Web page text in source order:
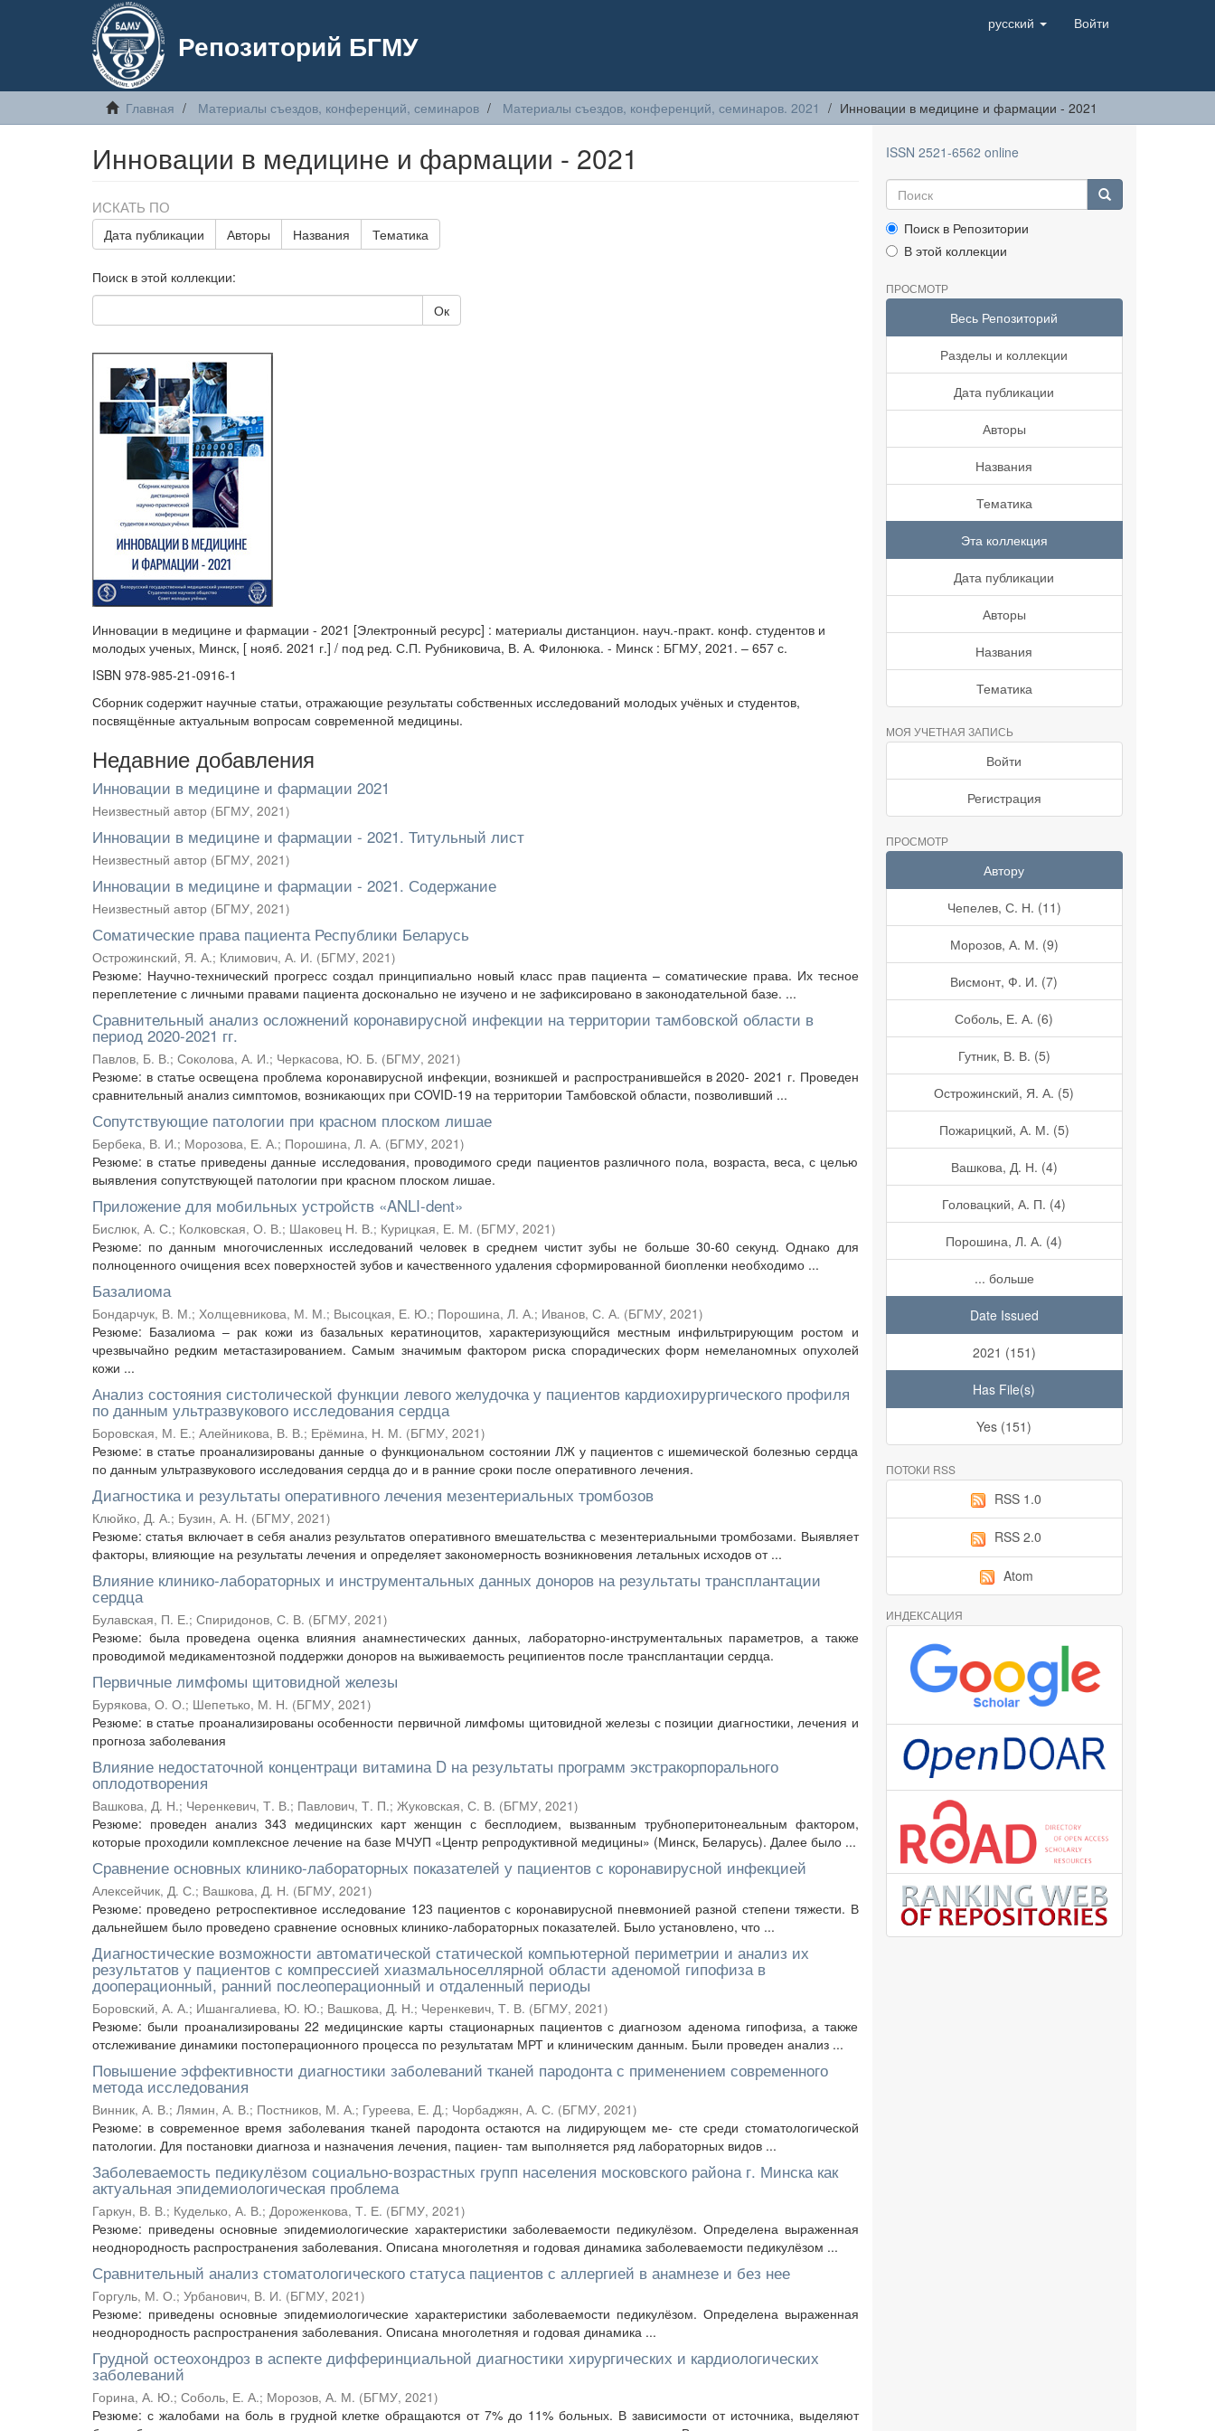
Репозиторий БГМУ
русский Войти
Главная Материалы съездов, конференций, семинаров Материалы съездов, конференций, семинаров. 2021 Инновации в медицине и фармации - 2021
Инновации в медицине и фармации - 2021
ИСКАТЬ ПО
Дата публикации Авторы Названия Тематика
Поиск в этой коллекции:
Ок
Инновации в медицине и фармации - 2021 [Электронный ресурс] : материалы дистанцион. науч.-практ. конф. студентов и
молодых ученых, Минск, [ нояб. 2021 г.] / под ред. С.П. Рубниковича, В. А. Филонюка. - Минск : БГМУ, 2021. – 657 с.
ISBN 978-985-21-0916-1
Сборник содержит научные статьи, отражающие результаты собственных исследований молодых учёных и студентов,
посвящённые актуальным вопросам современной медицины.
Недавние добавления
Инновации в медицине и фармации 2021
Неизвестный автор (БГМУ, 2021)
Инновации в медицине и фармации - 2021. Титульный лист
Неизвестный автор (БГМУ, 2021)
Инновации в медицине и фармации - 2021. Содержание
Неизвестный автор (БГМУ, 2021)
Соматические права пациента Республики Беларусь
Острожинский, Я. А.; Климович, А. И. (БГМУ, 2021)
Резюме: Научно-технический прогресс создал принципиально новый класс прав пациента – соматические права. Их тесное
переплетение с личными правами пациента досконально не изучено и не зафиксировано в законодательной базе. ...
Сравнительный анализ осложнений коронавирусной инфекции на территории тамбовской области в
период 2020-2021 гг.
Павлов, Б. В.; Соколова, А. И.; Черкасова, Ю. Б. (БГМУ, 2021)
Резюме: в статье освещена проблема коронавирусной инфекции, возникшей и распространившейся в 2020- 2021 г. Проведен
сравнительный анализ симптомов, возникающих при СOVID-19 на территории Тамбовской области, позволивший ...
Сопутствующие патологии при красном плоском лишае
Бербека, В. И.; Морозова, Е. А.; Порошина, Л. А. (БГМУ, 2021)
Резюме: в статье приведены данные исследования, проводимого среди пациентов различного пола, возраста, веса, с целью
выявления сопутствующей патологии при красном плоском лишае.
Приложение для мобильных устройств «ANLI-dent»
Бислюк, А. С.; Колковская, О. В.; Шаковец Н. В.; Курицкая, Е. М. (БГМУ, 2021)
Резюме: по данным многочисленных исследований человек в среднем чистит зубы не больше 30-60 секунд. Однако для
полноценного очищения всех поверхностей зубов и качественного удаления сформированной биопленки необходимо ...
Базалиома
Бондарчук, В. М.; Холщевникова, М. М.; Высоцкая, Е. Ю.; Порошина, Л. А.; Иванов, С. А. (БГМУ, 2021)
Резюме: Базалиома – рак кожи из базальных кератиноцитов, характеризующийся местным инфильтрирующим ростом и
чрезвычайно редким метастазированием. Самым значимым фактором риска спорадических форм немеланомных опухолей
кожи ...
Анализ состояния систолической функции левого желудочка у пациентов кардиохирургического профиля
по данным ультразвукового исследования сердца
Боровская, М. Е.; Алейникова, В. В.; Ерёмина, Н. М. (БГМУ, 2021)
Резюме: в статье проанализированы данные о функциональном состоянии ЛЖ у пациентов с ишемической болезнью сердца
по данным ультразвукового исследования сердца до и в ранние сроки после оперативного лечения.
Диагностика и результаты оперативного лечения мезентериальных тромбозов
Клюйко, Д. А.; Бузин, А. Н. (БГМУ, 2021)
Резюме: статья включает в себя анализ результатов оперативного вмешательства с мезентериальными тромбозами. Выявляет
факторы, влияющие на результаты лечения и определяет закономерность возникновения летальных исходов от ...
Влияние клинико-лабораторных и инструментальных данных доноров на результаты трансплантации
сердца
Булавская, П. Е.; Спиридонов, С. В. (БГМУ, 2021)
Резюме: была проведена оценка влияния анамнестических данных, лабораторно-инструментальных параметров, а также
проводимой медикаментозной поддержки доноров на выживаемость реципиентов после трансплантации сердца.
Первичные лимфомы щитовидной железы
Бурякова, О. О.; Шепетько, М. Н. (БГМУ, 2021)
Резюме: в статье проанализированы особенности первичной лимфомы щитовидной железы с позиции диагностики, лечения и
прогноза заболевания
Влияние недостаточной концентраци витамина D на результаты программ экстракорпорального
оплодотворения
Вашкова, Д. Н.; Черенкевич, Т. В.; Павлович, Т. П.; Жуковская, С. В. (БГМУ, 2021)
Резюме: проведен анализ 343 медицинских карт женщин с бесплодием, вызванным трубноперитонеальным фактором,
которые проходили комплексное лечение на базе МЧУП «Центр репродуктивной медицины» (Минск, Беларусь). Далее было ...
Сравнение основных клинико-лабораторных показателей у пациентов с коронавирусной инфекцией
Алексейчик, Д. С.; Вашкова, Д. Н. (БГМУ, 2021)
Резюме: проведено ретроспективное исследование 123 пациентов с коронавирусной пневмонией разной степени тяжести. В
дальнейшем было проведено сравнение основных клинико-лабораторных показателей. Было установлено, что ...
Диагностические возможности автоматической статической компьютерной периметрии и анализ их
результатов у пациентов с компрессией хиазмальноселлярной области аденомой гипофиза в
дооперационный, ранний послеоперационный и отдаленный периоды
Боровский, А. А.; Ишангалиева, Ю. Ю.; Вашкова, Д. Н.; Черенкевич, Т. В. (БГМУ, 2021)
Резюме: были проанализированы 22 медицинские карты стационарных пациентов с диагнозом аденома гипофиза, а также
отслеживание динамики постоперационного процесса по результатам МРТ и клиническим данным. Были проведен анализ ...
Повышение эффективности диагностики заболеваний тканей пародонта с применением современного
метода исследования
Винник, А. В.; Лямин, А. В.; Постников, М. А.; Гуреева, Е. Д.; Чорбаджян, А. С. (БГМУ, 2021)
Резюме: в современное время заболевания тканей пародонта остаются на лидирующем ме- сте среди стоматологической
патологии. Для постановки диагноза и назначения лечения, пациен- там выполняется ряд лабораторных видов ...
Заболеваемость педикулёзом социально-возрастных групп населения московского района г. Минска как
актуальная эпидемиологическая проблема
Гаркун, В. В.; Куделько, А. В.; Дороженкова, Т. Е. (БГМУ, 2021)
Резюме: приведены основные эпидемиологические характеристики заболеваемости педикулёзом. Определена выраженная
неоднородность распространения заболевания. Описана многолетняя и годовая динамика заболеваемости педикулёзом ...
Сравнительный анализ стоматологического статуса пациентов с аллергией в анамнезе и без нее
Горгуль, М. О.; Урбанович, В. И. (БГМУ, 2021)
Резюме: приведены основные эпидемиологические характеристики заболеваемости педикулёзом. Определена выраженная
неоднородность распространения заболевания. Описана многолетняя и годовая динамика ...
Грудной остеохондроз в аспекте дифферинциальной диагностики хирургических и кардиологических
заболеваний
Горина, А. Ю.; Соболь, Е. А.; Морозов, А. М. (БГМУ, 2021)
Резюме: с жалобами на боль в грудной клетке обращаются от 7% до 11% больных. В зависимости от источника, выделяют
ISSN 2521-6562 online
Поиск в Репозитории
В этой коллекции
ПРОСМОТР
Весь Репозиторий
Разделы и коллекции
Дата публикации
Авторы
Названия
Тематика
Эта коллекция
Дата публикации
Авторы
Названия
Тематика
МОЯ УЧЕТНАЯ ЗАПИСЬ
Войти
Регистрация
ПРОСМОТР
Автору
Чепелев, С. Н. (11)
Морозов, А. М. (9)
Висмонт, Ф. И. (7)
Соболь, Е. А. (6)
Гутник, В. В. (5)
Острожинский, Я. А. (5)
Пожарицкий, А. М. (5)
Вашкова, Д. Н. (4)
Головацкий, А. П. (4)
Порошина, Л. А. (4)
... больше
Date Issued
2021 (151)
Has File(s)
Yes (151)
ПОТОКИ RSS
RSS 1.0
RSS 2.0
Atom
ИНДЕКСАЦИЯ